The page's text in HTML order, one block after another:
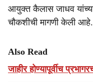
आयुक्त कैलास जाधव
चौकशीची मागणी केली आहे.
Also Read
जाहीर होण्यापूर्वीच